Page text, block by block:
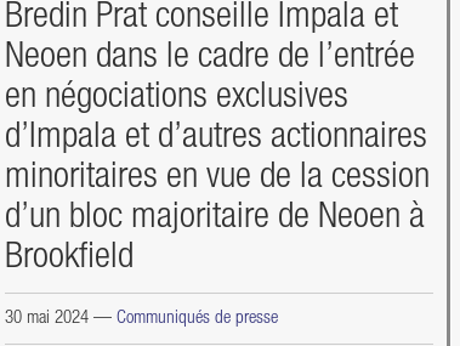
Bredin Prat conseille Impala et
Neoen dans le cadre de l’entrée
en négociations exclusives
d’Impala et d’autres actionnaires
minoritaires en vue de la cession
d’un bloc majoritaire de Neoen à
Brookfield
30 mai 2024 — Communiqués de presse